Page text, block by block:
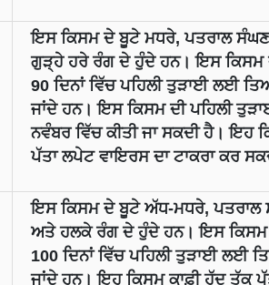
ਇਸ ਕਿਸਮ ਦੇ ਬੂਟੇ ਮਧਰੇ,ਪਤਰਾਲ
ਗੁੜ੍ਹੇ ਹਰੇ ਰੰਗ ਦੇ ਹੁੰਦੇ ਹਨ। ਇਸ ਕਿਸਮ
90 ਦਿਨਾਂ ਵਿੱਚ ਪਹਿਲੀ ਤੁੜਾਈ ਲਈ
ਜਾਂਦੇ ਹਨ। ਇਸ ਕਿਸਮ ਦੀ ਪਹਿਲੀ
ਨਵੰਬਰ ਵਿੱਚ ਕੀਤੀ ਜਾ ਸਕਦੀ ਹੈ। ਇਹ
ਪੱਤਾ ਲਪੇਟ ਵਾਇਰਸ ਦਾ ਟਾਕਰਾ ਕਰ
ਇਸ ਕਿਸਮ ਦੇ ਬੂਟੇ ਅੱਧ-ਮਧਰੇ,ਪਤਰਾਲ
ਅਤੇ ਹਲਕੇ ਰੰਗ ਦੇ ਹੁੰਦੇ ਹਨ। ਇਸ
100 ਦਿਨਾਂ ਵਿੱਚ ਪਹਿਲੀ ਤੁੜਾਈ ਲਈ
ਜਾਂਦੇ ਹਨ। ਇਹ ਕਿਸਮ ਕਾਫ਼ੀ ਹੱਦ ਤੱਕ